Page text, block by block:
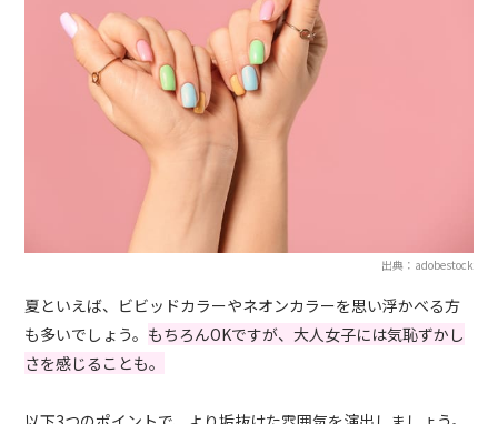
出典：adobestock
夏といえば、ビビッドカラーやネオンカラーを思い浮かべる方
も多いでしょう。 もちろんOKですが、大人女子には気恥ずかし
さを感じることも。